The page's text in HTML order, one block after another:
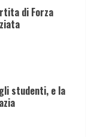
di Forza
studenti, e la